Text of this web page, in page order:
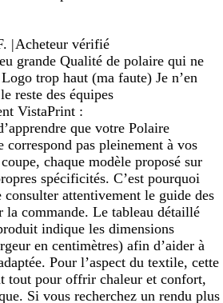
|Acheteur vérifié
grande Qualité de polaire qui ne
trop haut (ma faute) Je n’en
reste des équipes
VistaPrint :
que votre Polaire
pas pleinement à vos
chaque modèle proposé sur
spécificités. C’est pourquoi
consulter attentivement le guide des
la commande. Le tableau détaillé
indique les dimensions
en centimètres) afin d’aider à
Pour l’aspect du textile, cette
tout pour offrir chaleur et confort,
Si vous recherchez un rendu plus